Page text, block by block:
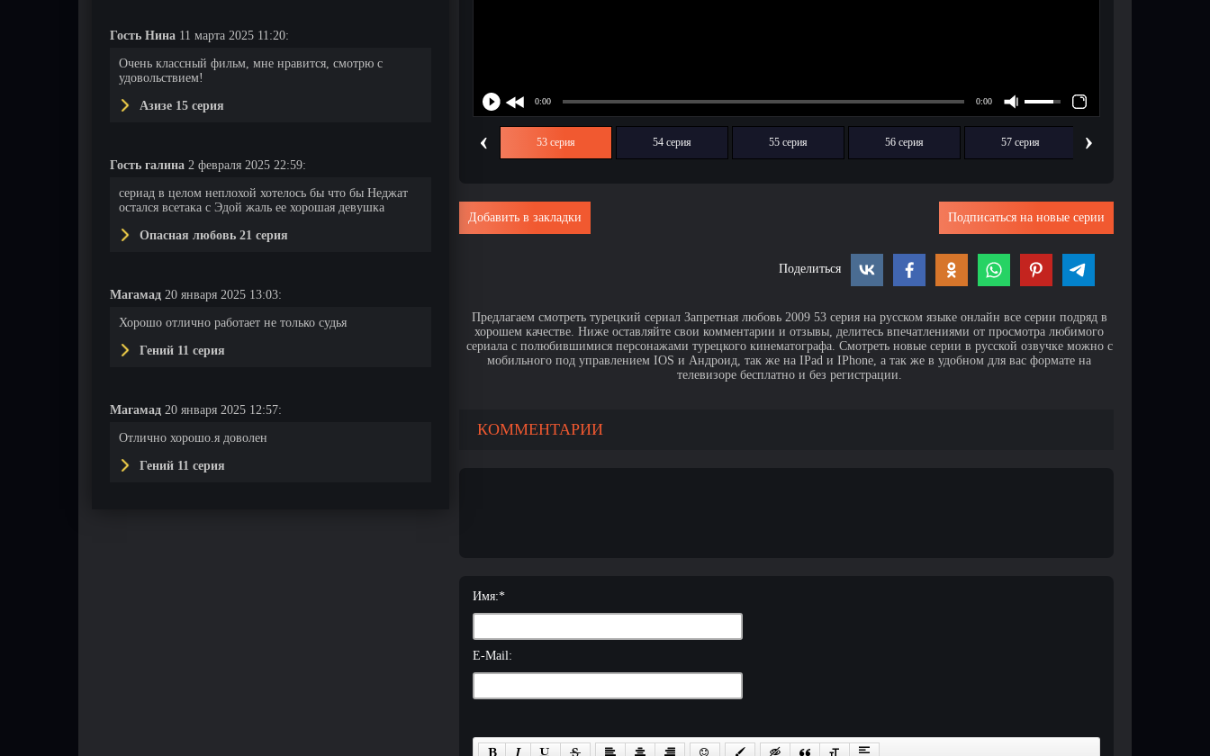
Гость Нина 11 марта 2025 11:20:
Очень классный фильм, мне нравится, смотрю с
удовольствием!
Азизе 15 серия
Гость галина 2 февраля 2025 22:59:
сериад в целом неплохой хотелось бы что бы Неджат
остался всетака с Эдой жаль ее хорошая девушка
Опасная любовь 21 серия
Магамад 20 января 2025 13:03:
Хорошо отлично работает не только судья
Гений 11 серия
Магамад 20 января 2025 12:57:
Отлично хорошо.я доволен
Гений 11 серия
‹ 53 серия 54 серия 55 серия 56 серия 57 серия ›
Подписаться на новые серии
Добавить в закладки
Поделиться
Предлагаем смотреть турецкий сериал Запретная любовь 2009 53 серия на русском языке онлайн все серии подряд в
хорошем качестве. Ниже оставляйте свои комментарии и отзывы, делитесь впечатлениями от просмотра любимого
сериала с полюбившимися персонажами турецкого кинематографа. Смотреть новые серии в русской озвучке можно с
мобильного под управлением IOS и Андроид, так же на IPad и IPhone, а так же в удобном для вас формате на
телевизоре бесплатно и без регистрации.
КОММЕНТАРИИ
Имя:*
E-Mail: